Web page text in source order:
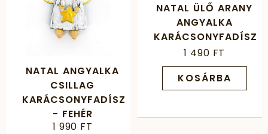
NATAL ÜLŐ ARANY
ANGYALKA
KARÁCSONYFADÍSZ
1 490 FT
KOSÁRBA
NATAL ANGYALKA
CSILLAG
KARÁCSONYFADÍSZ
- FEHÉR
1 990 FT